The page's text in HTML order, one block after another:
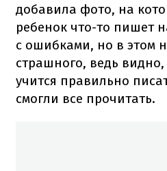
добавила фото, на
ребенок что-то пишет
с ошибками, но в этом
страшного, ведь
учится правильно
смогли все прочитать.